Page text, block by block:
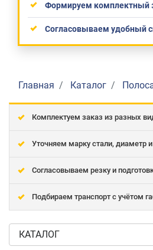
Формируем комплектный
Согласовываем удобный
Главная Каталог
Комплектуем заказ из разных
Уточняем марку стали, диаметр
Согласовываем резку и
Подбираем транспорт с учётом
КАТАЛОГ